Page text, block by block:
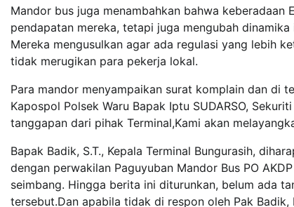
Mandor bus juga menambahkan bahwa
pendapatan mereka, tetapi juga mengubah
Mereka mengusulkan agar ada regulasi yang lebih
tidak merugikan para pekerja lokal.
Para mandor menyampaikan surat komplain dan di
Kapospol Polsek Waru Bapak Iptu SUDARSO,
tanggapan dari pihak Terminal,Kami akan
Bapak Badik, S.T., Kepala Terminal Bungurasih,
dengan perwakilan Paguyuban Mandor Bus PO
seimbang. Hingga berita ini diturunkan, belum ada
tersebut.Dan apabila tidak di respon oleh Pak